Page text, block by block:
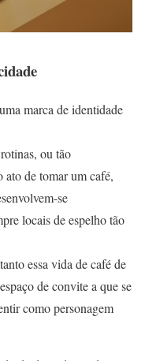
marca de identidade
ou tão
ato de tomar um café,
se
locais de espelho tão
essa vida de café de
de convite a que se
como personagem